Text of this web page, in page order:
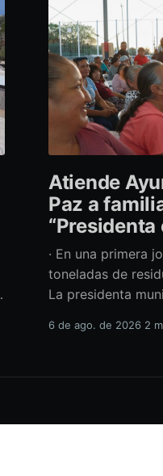
Atiende
Paz a
“Presidenta
· En una primera
toneladas de
La presidenta
programa
Paz brindó más
6 de ago. de 2026 2